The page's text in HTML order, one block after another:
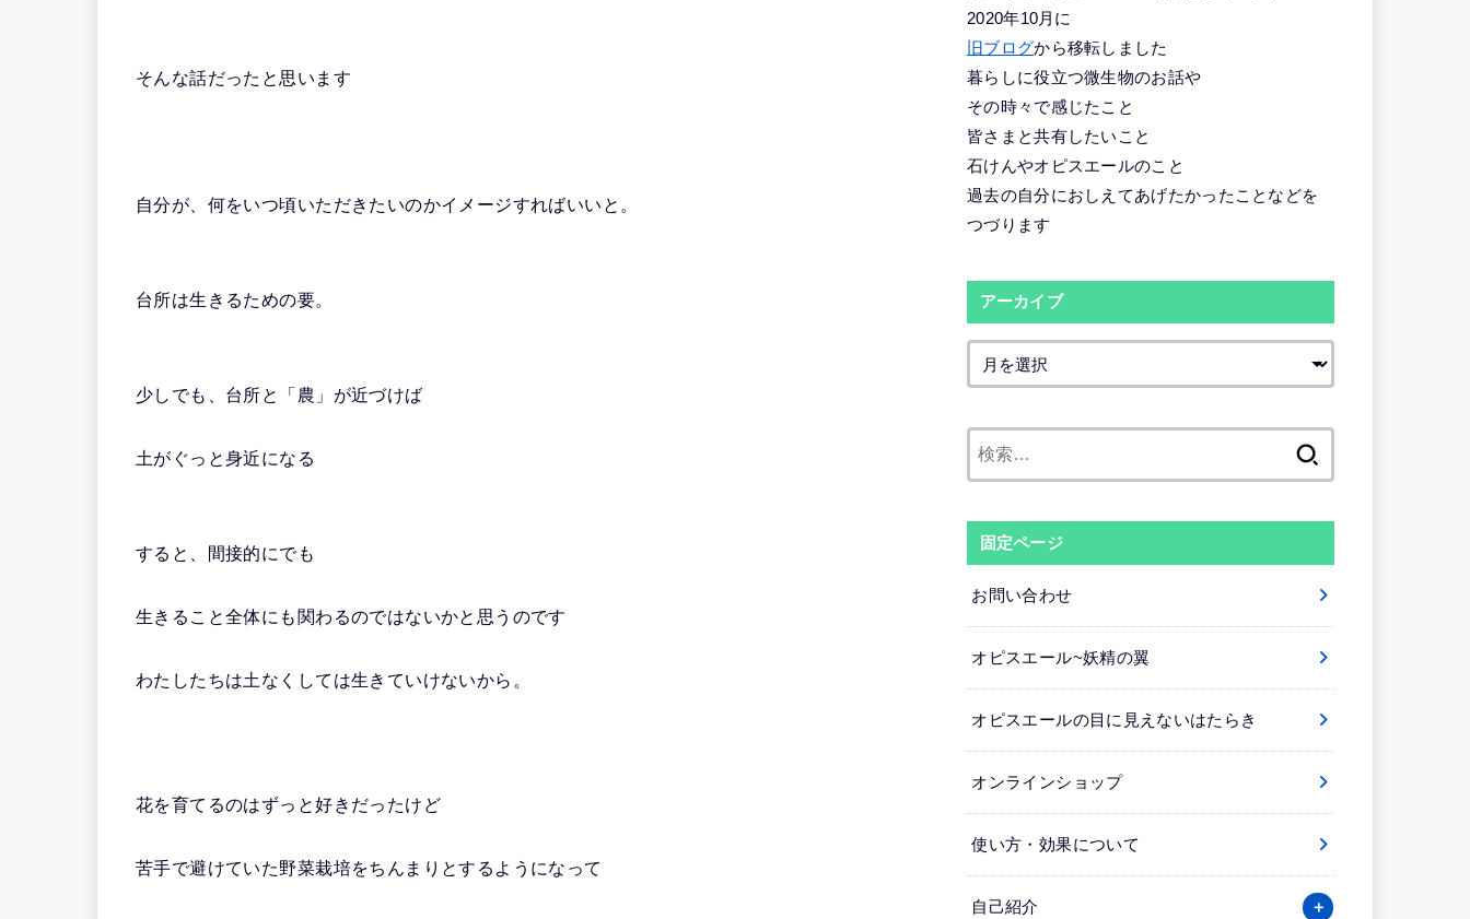
そんな話だったと思います
自分が、何をいつ頃いただきたいのかイメージすればいいと。
台所は生きるための要。
少しでも、台所と「農」が近づけば
土がぐっと身近になる
すると、間接的にでも
生きること全体にも関わるのではないかと思うのです
わたしたちは土なくしては生きていけないから。
花を育てるのはずっと好きだったけど
苦手で避けていた野菜栽培をちんまりとするようになって
2020年10月に
旧ブログから移転しました
暮らしに役立つ微生物のお話や
その時々で感じたこと
皆さまと共有したいこと
石けんやオピスエールのこと
過去の自分におしえてあげたかったことなどを
つづります
アーカイブ
固定ページ
お問い合わせ
オピスエール~妖精の翼
オピスエールの目に見えないはたらき
オンラインショップ
使い方・効果について
自己紹介